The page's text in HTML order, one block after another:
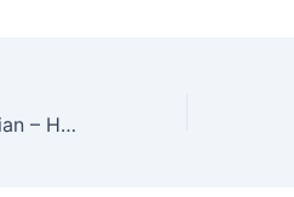
Farmacia Catena Hala Traian – Hale Metalice